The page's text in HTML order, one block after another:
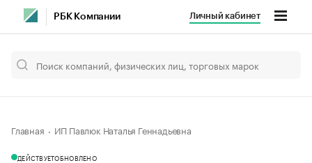
РБК Компании Личный кабинет
Главная ИП Павлюк Наталья Геннадьевна
ДЕЙСТВУЕТОБНОВЛЕНО